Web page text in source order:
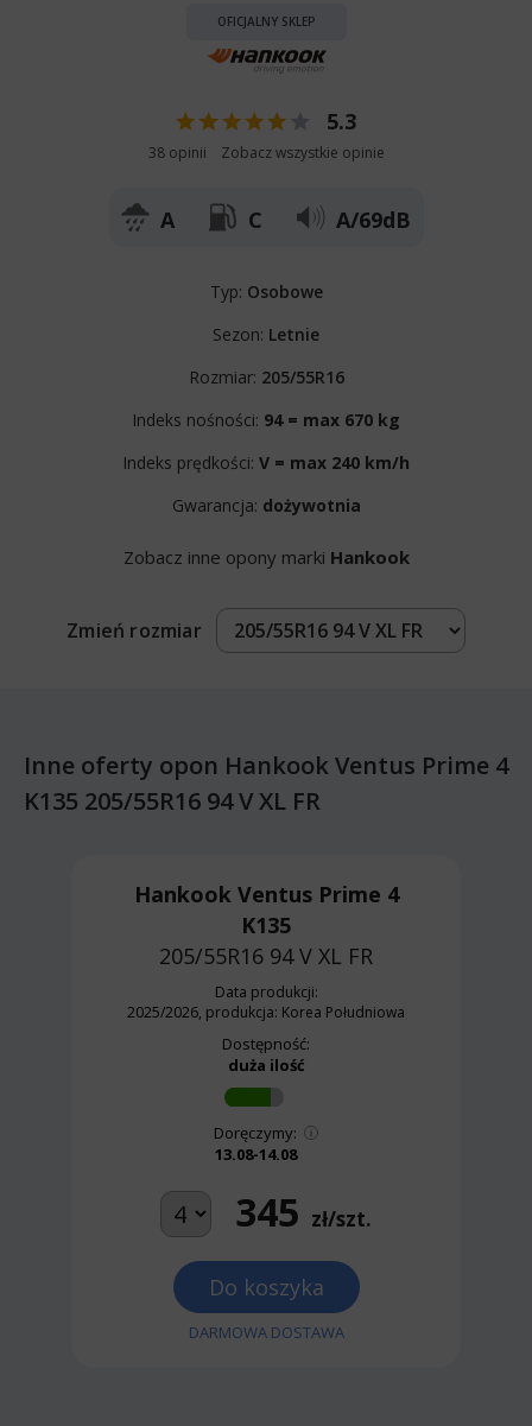
OFICJALNY SKLEP
5.3
38 opinii Zobacz wszystkie opinie
A C A/69dB
Typ: Osobowe
Sezon: Letnie
Rozmiar: 205/55R16
Indeks nośności: 94 = max 670 kg
Indeks prędkości: V = max 240 km/h
Gwarancja: dożywotnia
Zobacz inne opony marki Hankook
Zmień rozmiar
Inne oferty opon Hankook Ventus Prime 4
K135 205/55R16 94 V XL FR
Hankook Ventus Prime 4
K135
205/55R16 94 V XL FR
Data produkcji:
2025/2026, produkcja: Korea Południowa
Dostępność:
duża ilość
Doręczymy:
13.08-14.08
345 zł/szt.
Do koszyka
DARMOWA DOSTAWA